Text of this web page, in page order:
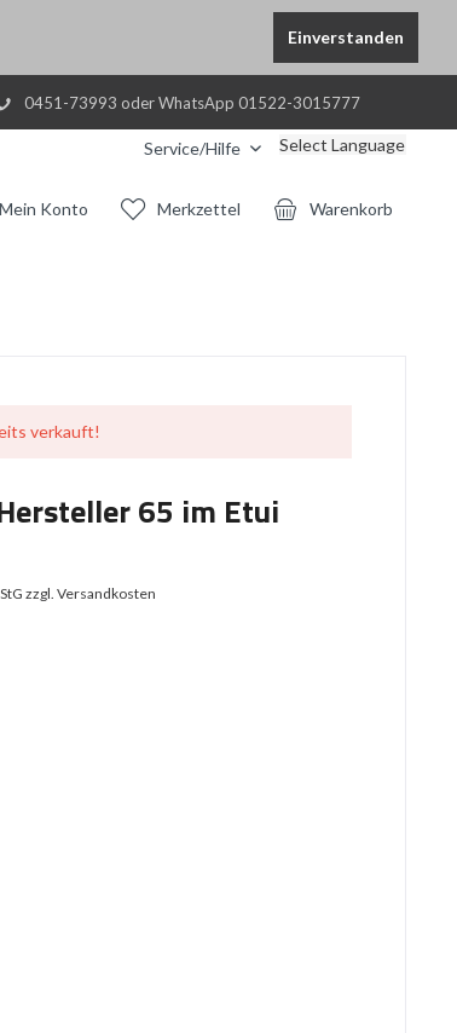
Einverstanden
0451-73993 oder WhatsApp 01522-3015777
Service/Hilfe Select Language
Warenkorb
Merkzettel
Mein Konto
verkauft!
65 im Etui
zzgl. Versandkosten